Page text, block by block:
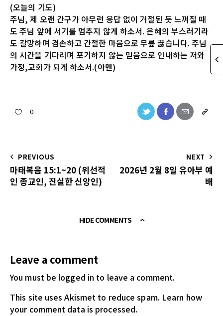
(오늘의 기도)
주님, 제 오랜 간구가 아무런 응답 없이 거절된 듯 느껴질 때
도 주님 앞에 서기를 멈추지 않게 하소서. 은혜의 부스러기라
도 갈망하며 겸손하고 간절한 마음으로 무릎 끓습니다. 주님
의 시간을 기다리며 포기하지 않는 믿음으로 인내하는 저와
가정,교회가 되게 하소서.(아멘)
0
PREVIOUS
마태복음 15:1~20 (위선적
인 종교인, 진실한 신앙인)
NEXT
2026년 2월 8일 유아부 예
배
HIDE COMMENTS
Leave a comment
You must be logged in to leave a comment.
This site uses Akismet to reduce spam. Learn how
your comment data is processed.